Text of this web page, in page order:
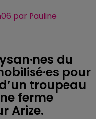
par Pauline
du
pour
troupeau
ferme
Arize.